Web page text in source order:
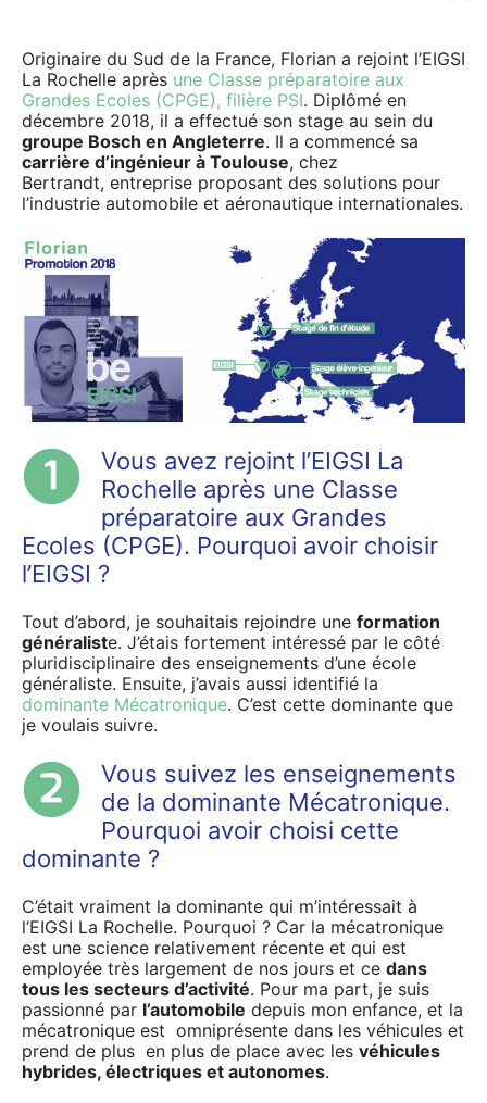
Originaire du Sud de la France, Florian a rejoint l’EIGSI
La Rochelle après une Classe préparatoire aux
Grandes Ecoles (CPGE), filière PSI. Diplômé en
décembre 2018, il a effectué son stage au sein du
groupe Bosch en Angleterre. Il a commencé sa
carrière d’ingénieur à Toulouse, chez
Bertrandt, entreprise proposant des solutions pour
l’industrie automobile et aéronautique internationales.
Vous avez rejoint l’EIGSI La
Rochelle après une Classe
préparatoire aux Grandes
Ecoles (CPGE). Pourquoi avoir choisir
l’EIGSI ?
Tout d’abord, je souhaitais rejoindre une formation
généraliste. J’étais fortement intéressé par le côté
pluridisciplinaire des enseignements d’une école
généraliste. Ensuite, j’avais aussi identifié la
dominante Mécatronique. C’est cette dominante que
je voulais suivre.
Vous suivez les enseignements
de la dominante Mécatronique.
Pourquoi avoir choisi cette
dominante ?
C’était vraiment la dominante qui m’intéressait à
l’EIGSI La Rochelle. Pourquoi ? Car la mécatronique
est une science relativement récente et qui est
employée très largement de nos jours et ce dans
tous les secteurs d’activité. Pour ma part, je suis
passionné par l’automobile depuis mon enfance, et la
mécatronique est omniprésente dans les véhicules et
prend de plus en plus de place avec les véhicules
hybrides, électriques et autonomes.